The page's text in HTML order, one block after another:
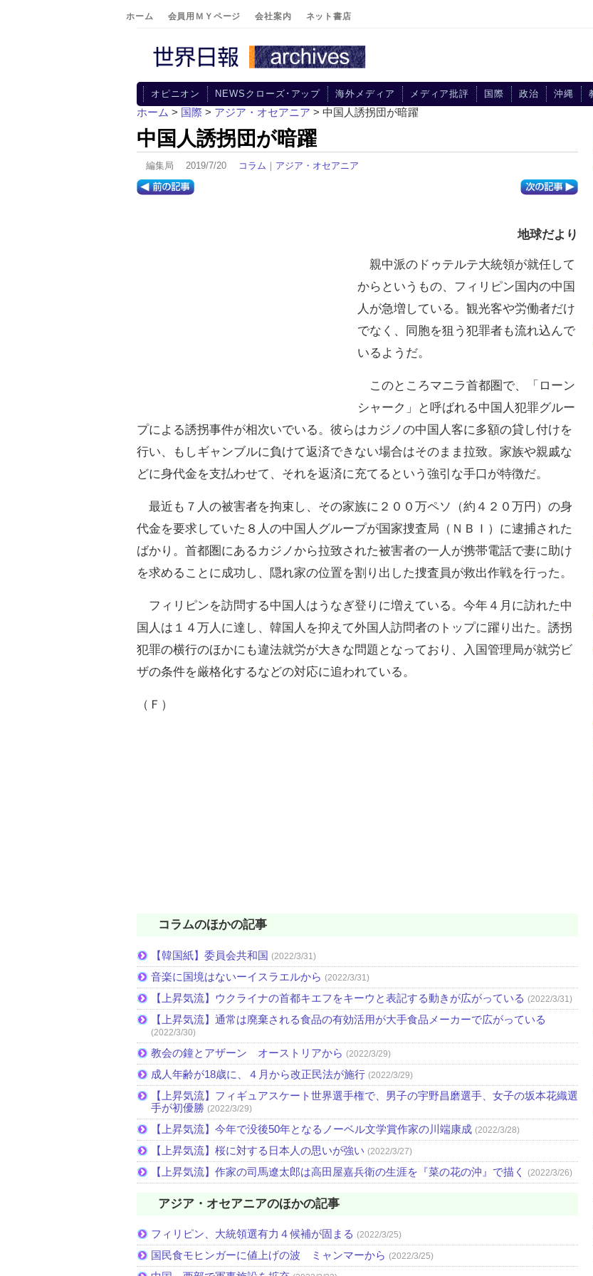
ホーム 会員用ＭＹページ 会社案内 ネット書店
オピニオン NEWSクローズ･アップ 海外メディア メディア批評 国際 政治 沖縄
ホーム > 国際 > アジア・オセアニア > 中国人誘拐団が暗躍
中国人誘拐団が暗躍
編集局 2019/7/20 コラム ｜ アジア・オセアニア
地球だより
親中派のドゥテルテ大統領が就任して
からというもの、フィリピン国内の中国
人が急増している。観光客や労働者だけ
でなく、同胞を狙う犯罪者も流れ込んで
いるようだ。
このところマニラ首都圏で、「ローン
シャーク」と呼ばれる中国人犯罪グルー
プによる誘拐事件が相次いでいる。彼らはカジノの中国人客に多額の貸し付けを
行い、もしギャンブルに負けて返済できない場合はそのまま拉致。家族や親戚な
どに身代金を支払わせて、それを返済に充てるという強引な手口が特徴だ。
最近も７人の被害者を拘束し、その家族に２００万ペソ（約４２０万円）の身
代金を要求していた８人の中国人グループが国家捜査局（ＮＢＩ）に逮捕された
ばかり。首都圏にあるカジノから拉致された被害者の一人が携帯電話で妻に助け
を求めることに成功し、隠れ家の位置を割り出した捜査員が救出作戦を行った。
フィリピンを訪問する中国人はうなぎ登りに増えている。今年４月に訪れた中
国人は１４万人に達し、韓国人を抑えて外国人訪問者のトップに躍り出た。誘拐
犯罪の横行のほかにも違法就労が大きな問題となっており、入国管理局が就労ビ
ザの条件を厳格化するなどの対応に追われている。
（Ｆ）
コラムのほかの記事
【韓国紙】委員会共和国 (2022/3/31)
音楽に国境はないーイスラエルから (2022/3/31)
【上昇気流】ウクライナの首都キエフをキーウと表記する動きが広がっている (2022/3/31)
【上昇気流】通常は廃棄される食品の有効活用が大手食品メーカーで広がっている
(2022/3/30)
教会の鐘とアザーン オーストリアから (2022/3/29)
成人年齢が18歳に、４月から改正民法が施行 (2022/3/29)
【上昇気流】フィギュアスケート世界選手権で、男子の宇野昌磨選手、女子の坂本花織選
手が初優勝 (2022/3/29)
【上昇気流】今年で没後50年となるノーベル文学賞作家の川端康成 (2022/3/28)
【上昇気流】桜に対する日本人の思いが強い (2022/3/27)
【上昇気流】作家の司馬遼太郎は高田屋嘉兵衛の生涯を『菜の花の沖』で描く (2022/3/26)
アジア・オセアニアのほかの記事
フィリピン、大統領選有力４候補が固まる (2022/3/25)
国民食モヒンガーに値上げの波 ミャンマーから (2022/3/25)